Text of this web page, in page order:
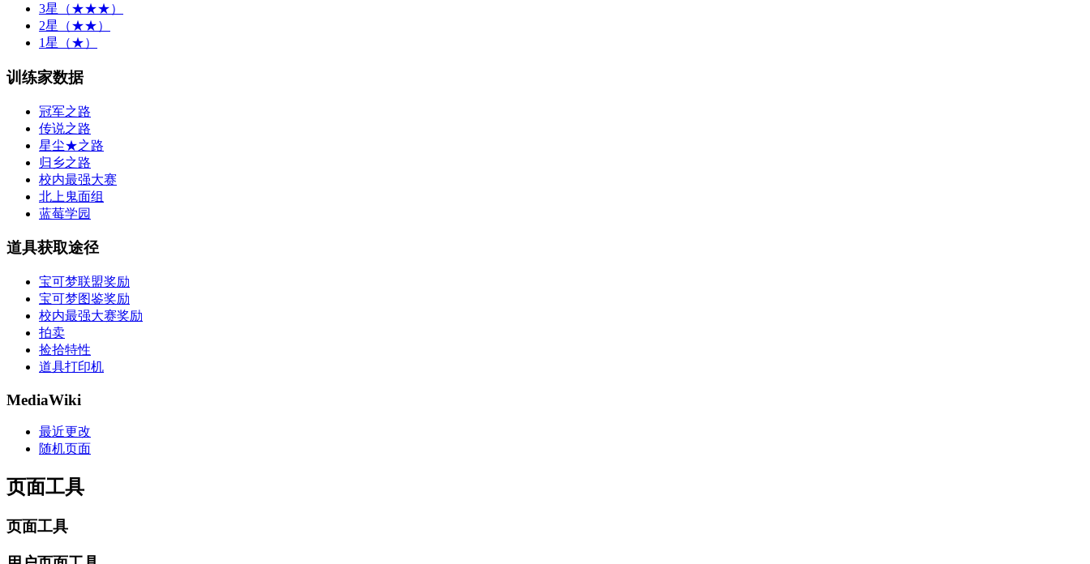
3星（★★★）
2星（★★）
1星（★）
训练家数据
冠军之路
传说之路
星尘★之路
归乡之路
校内最强大赛
北上鬼面组
蓝莓学园
道具获取途径
宝可梦联盟奖励
宝可梦图鉴奖励
校内最强大赛奖励
拍卖
捡拾特性
道具打印机
MediaWiki
最近更改
随机页面
页面工具
页面工具